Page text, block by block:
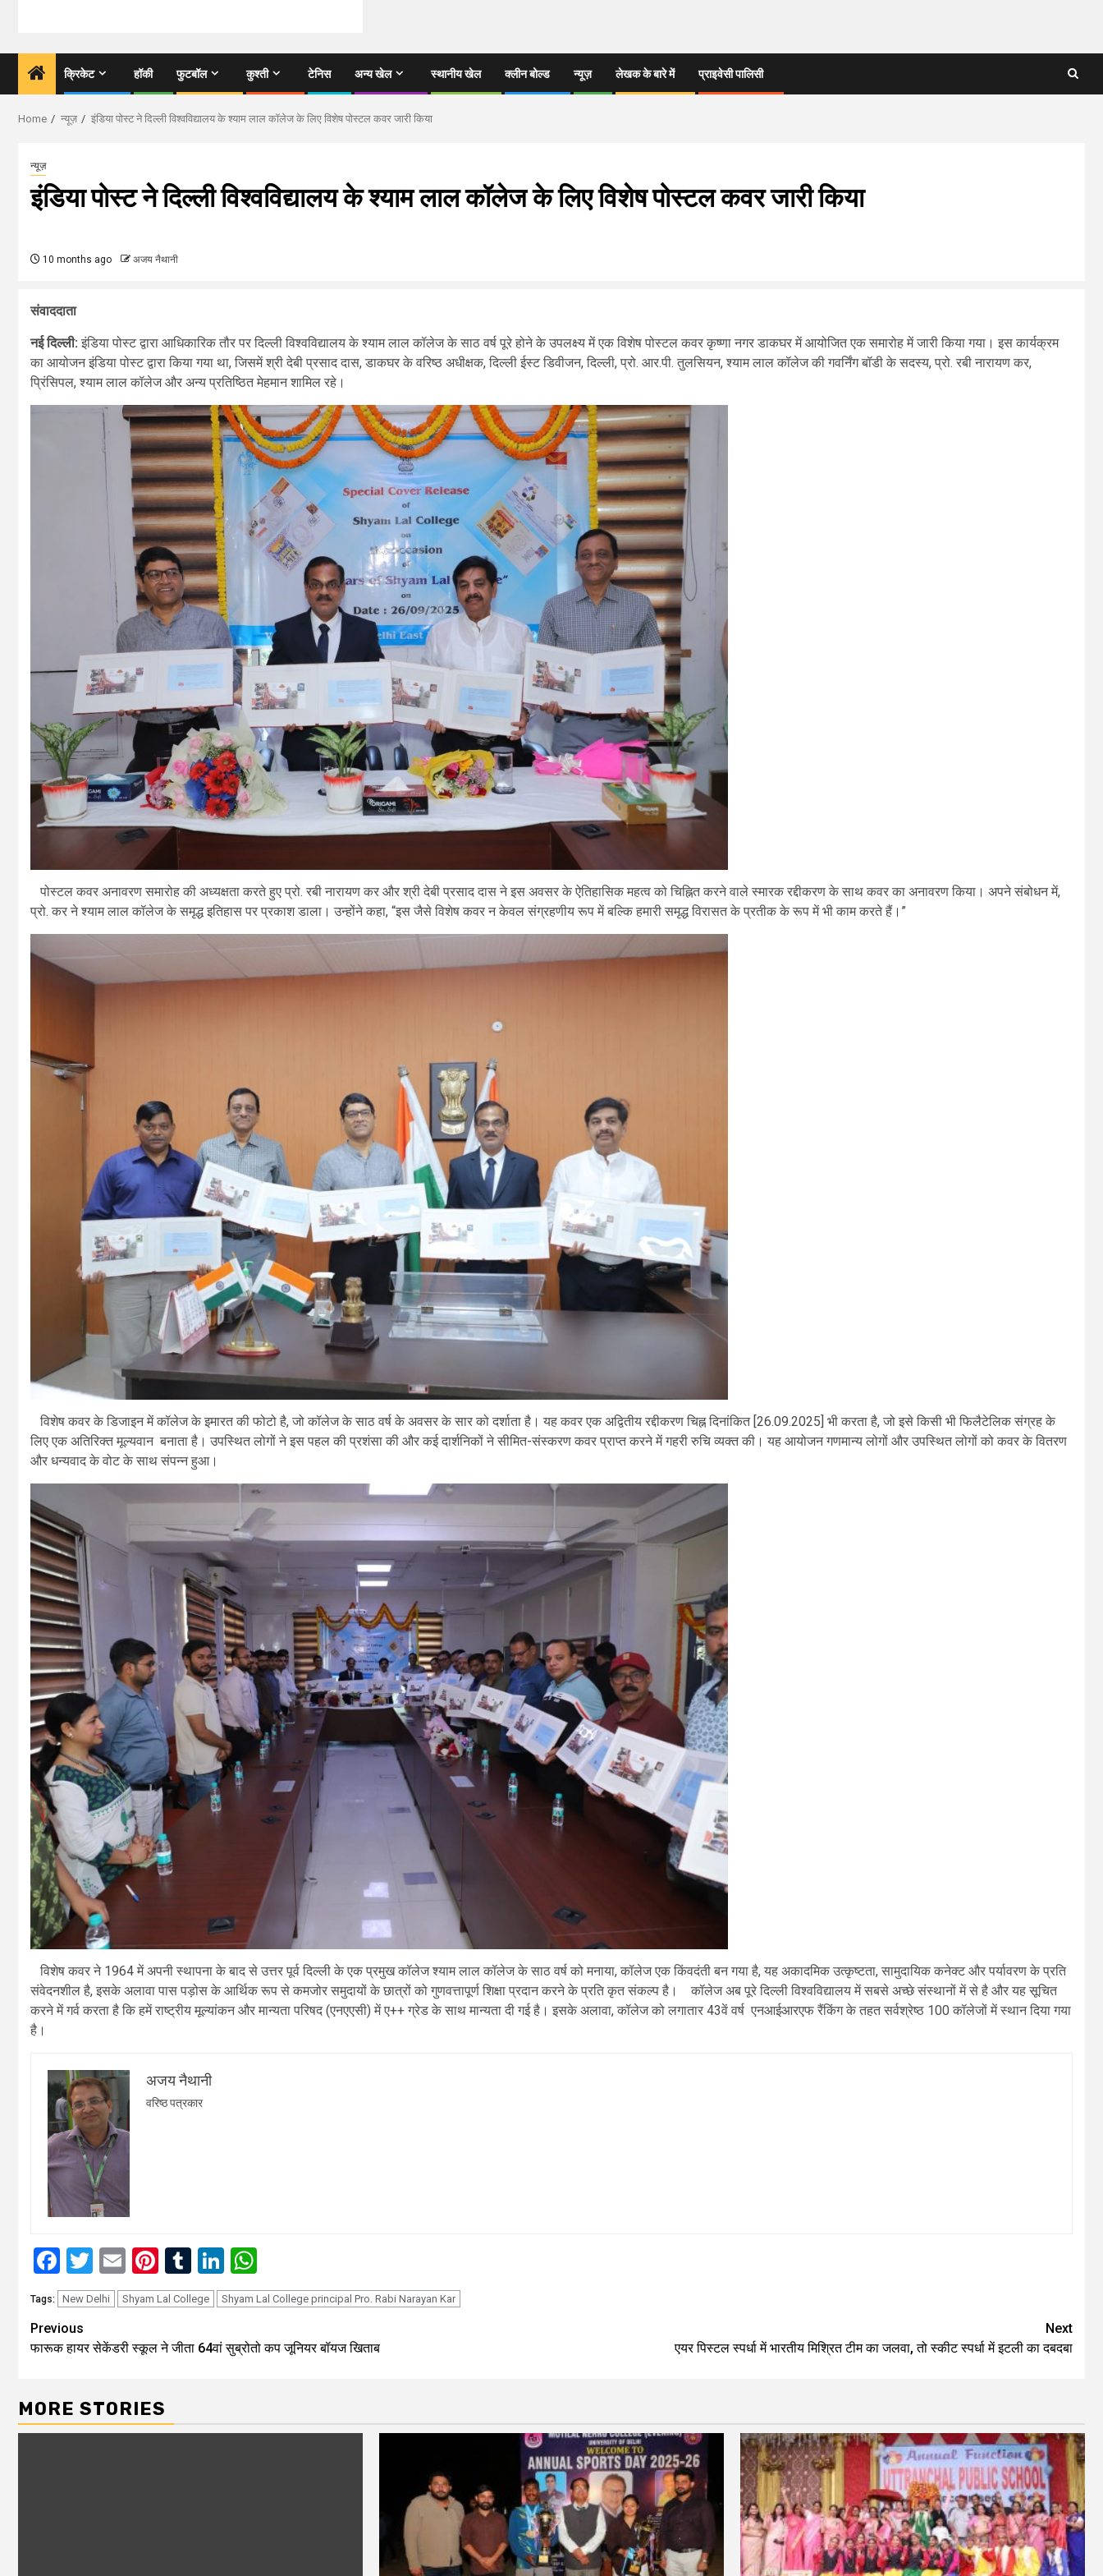
क्रिकेट हॉकी फुटबॉल कुश्ती टेनिस अन्य खेल स्थानीय खेल क्लीन बोल्ड न्यूज़ लेखक के बारे में प्राइवेसी पालिसी
Home न्यूज़ इंडिया पोस्ट ने दिल्ली विश्वविद्यालय के श्याम लाल कॉलेज के लिए विशेष पोस्टल कवर जारी किया
न्यूज़
इंडिया पोस्ट ने दिल्ली विश्वविद्यालय के श्याम लाल कॉलेज के लिए विशेष पोस्टल कवर जारी किया
10 months ago अजय नैथानी
संवाददाता
नई दिल्ली: इंडिया पोस्ट द्वारा आधिकारिक तौर पर दिल्ली विश्वविद्यालय के श्याम लाल कॉलेज के साठ वर्ष पूरे होने के उपलक्ष्य में एक विशेष पोस्टल कवर कृष्णा नगर डाकघर में आयोजित एक समारोह में जारी किया गया। इस कार्यक्रम
का आयोजन इंडिया पोस्ट द्वारा किया गया था, जिसमें श्री देबी प्रसाद दास, डाकघर के वरिष्ठ अधीक्षक, दिल्ली ईस्ट डिवीजन, दिल्ली, प्रो. आर.पी. तुलसियन, श्याम लाल कॉलेज की गवर्निंग बॉडी के सदस्य, प्रो. रबी नारायण कर,
प्रिंसिपल, श्याम लाल कॉलेज और अन्य प्रतिष्ठित मेहमान शामिल रहे।
पोस्टल कवर अनावरण समारोह की अध्यक्षता करते हुए प्रो. रबी नारायण कर और श्री देबी प्रसाद दास ने इस अवसर के ऐतिहासिक महत्व को चिह्नित करने वाले स्मारक रद्दीकरण के साथ कवर का अनावरण किया। अपने संबोधन में,
प्रो. कर ने श्याम लाल कॉलेज के समृद्ध इतिहास पर प्रकाश डाला। उन्होंने कहा, “इस जैसे विशेष कवर न केवल संग्रहणीय रूप में बल्कि हमारी समृद्ध विरासत के प्रतीक के रूप में भी काम करते हैं।”
विशेष कवर के डिजाइन में कॉलेज के इमारत की फोटो है, जो कॉलेज के साठ वर्ष के अवसर के सार को दर्शाता है। यह कवर एक अद्वितीय रद्दीकरण चिह्न दिनांकित [26.09.2025] भी करता है, जो इसे किसी भी फिलैटेलिक संग्रह के
लिए एक अतिरिक्त मूल्यवान बनाता है। उपस्थित लोगों ने इस पहल की प्रशंसा की और कई दार्शनिकों ने सीमित-संस्करण कवर प्राप्त करने में गहरी रुचि व्यक्त की। यह आयोजन गणमान्य लोगों और उपस्थित लोगों को कवर के वितरण
और धन्यवाद के वोट के साथ संपन्न हुआ।
विशेष कवर ने 1964 में अपनी स्थापना के बाद से उत्तर पूर्व दिल्ली के एक प्रमुख कॉलेज श्याम लाल कॉलेज के साठ वर्ष को मनाया, कॉलेज एक किंवदंती बन गया है, यह अकादमिक उत्कृष्टता, सामुदायिक कनेक्ट और पर्यावरण के प्रति
संवेदनशील है, इसके अलावा पास पड़ोस के आर्थिक रूप से कमजोर समुदायों के छात्रों को गुणवत्तापूर्ण शिक्षा प्रदान करने के प्रति कृत संकल्प है। कॉलेज अब पूरे दिल्ली विश्वविद्यालय में सबसे अच्छे संस्थानों में से है और यह सूचित
करने में गर्व करता है कि हमें राष्ट्रीय मूल्यांकन और मान्यता परिषद (एनएएसी) में ए++ ग्रेड के साथ मान्यता दी गई है। इसके अलावा, कॉलेज को लगातार 43वें वर्ष एनआईआरएफ रैंकिंग के तहत सर्वश्रेष्ठ 100 कॉलेजों में स्थान दिया गया
है।
अजय नैथानी
वरिष्ठ पत्रकार
Facebook
Twitter
EmailPinterest
TumblrLinkedIn
Tags: New Delhi Shyam Lal College Shyam Lal College principal Pro. Rabi Narayan Kar
Continue
Reading
Previous
फारूक हायर सेकेंडरी स्कूल ने जीता 64वां सुब्रोतो कप जूनियर बॉयज खिताब
Next
एयर पिस्टल स्पर्धा में भारतीय मिश्रित टीम का जलवा, तो स्कीट स्पर्धा में इटली का दबदबा
MORE STORIES